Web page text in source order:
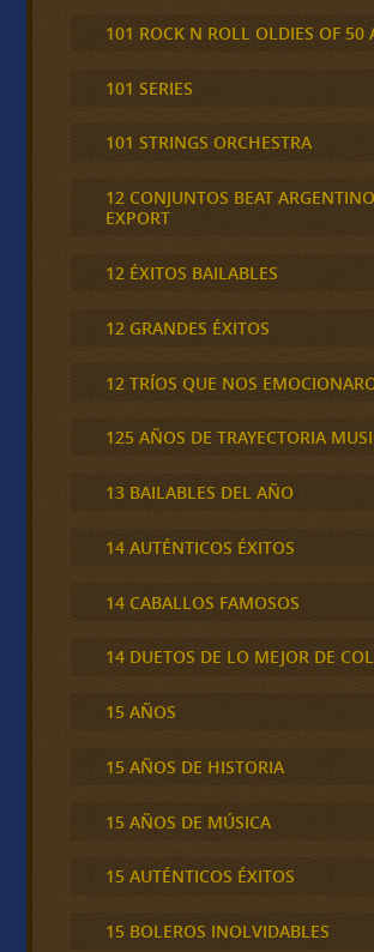
101 ROCK N ROLL OLDIES OF 50
101 SERIES
101 STRINGS ORCHESTRA
12 CONJUNTOS BEAT
EXPORT
12 ÉXITOS BAILABLES
12 GRANDES ÉXITOS
12 TRÍOS QUE NOS
125 AÑOS DE TRAYECTORIA
13 BAILABLES DEL AÑO
14 AUTÉNTICOS ÉXITOS
14 CABALLOS FAMOSOS
14 DUETOS DE LO MEJOR DE
15 AÑOS
15 AÑOS DE HISTORIA
15 AÑOS DE MÚSICA
15 AUTÉNTICOS ÉXITOS
15 BOLEROS INOLVIDABLES